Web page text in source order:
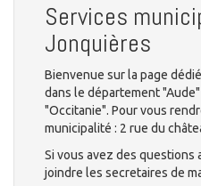
Services
Jonquières
Bienvenue sur la page
dans le département
"Occitanie". Pour vous
municipalité : 2 rue du
Si vous avez des questions
joindre les secretaires de